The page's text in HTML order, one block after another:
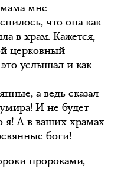
мама мне
что она как
в храм. Кажется,
церковный
услышал и как
а ведь сказал
И не будет
я! А в ваших храмах
боги!
пророками,